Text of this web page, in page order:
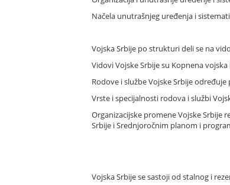
Načela unutrašnjeg uređenja i
Vojska Srbije po strukturi deli se na
Vidovi Vojske Srbije su Kopnena
Rodove i službe Vojske Srbije
Vrste i specijalnosti rodova i službi
Organizacijske promene Vojske Srbije
Srbije i Srednjoročnim planom i
Vojska Srbije se sastoji od stalnog i